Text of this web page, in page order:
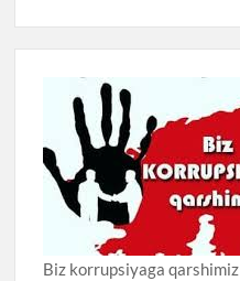
Biz korrupsiyaga qarshimiz